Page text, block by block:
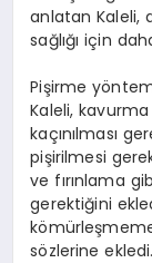
anlatan Kaleli,
sağlığı için
Pişirme
Kaleli, kavurma
kaçınılması
pişirilmesi
ve fırınlama
gerektiğini
sözlerine ekledi.